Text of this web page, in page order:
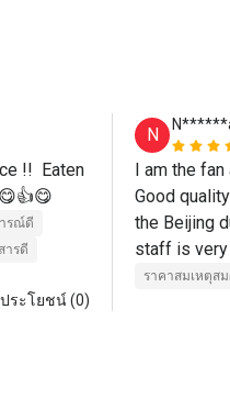
!!  Eaten
รณ์ดี
ารดี
ระโยชน์ (0)
N
I am the
Good
the Beijing
staff is very
discount
affordable
ราคาสมเหตุส